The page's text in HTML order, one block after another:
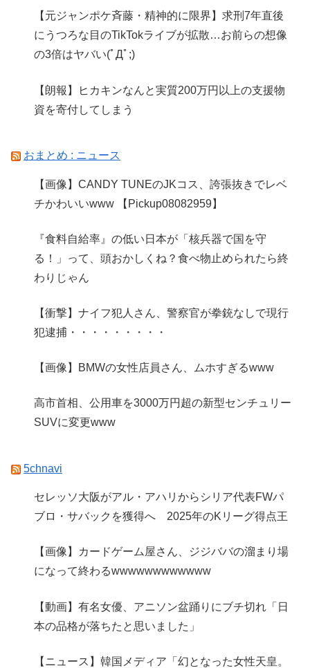
【元ジャンポケ斉藤・精神的に限界】求刑7年直後
にうつろな目のTikTokライブが拡散…お前らの想像
の3倍はヤバい(ﾟДﾟ;)
【朗報】ヒカキンなんと実質200万円以上の支援物
資を寄付してしまう
おまとめ : ニュース
【画像】CANDY TUNEのJKコス、誇張抜きでレベ
チかわいいwww 【Pickup08082959】
『食料自給率』の低い日本が「核兵器で国を守
る！」って、頭おかしくね？食べ物止められたら終
わりじゃん
【衝撃】ナイフ犯人さん、警察官が拳銃なしで現行
犯逮捕・・・・・・・・・
【画像】BMWの女性店員さん、ムホすぎるwww
高市首相、公用車を3000万円超の新型センチュリー
SUVに変更www
5chnavi
セレッソ大阪がアル・アハリからシリア代表FWパ
ブロ・サバックを獲得へ 2025年のKリーグ得点王
【画像】カードゲーム屋さん、ジジババの溜まり場
になって終わるwwwwwwwwwwww
【動画】有名女優、アニソン盆踊りにブチ切れ「日
本の品格が落ちたと思いました」
【ニュース】韓国メディア「幻となった女性天皇。